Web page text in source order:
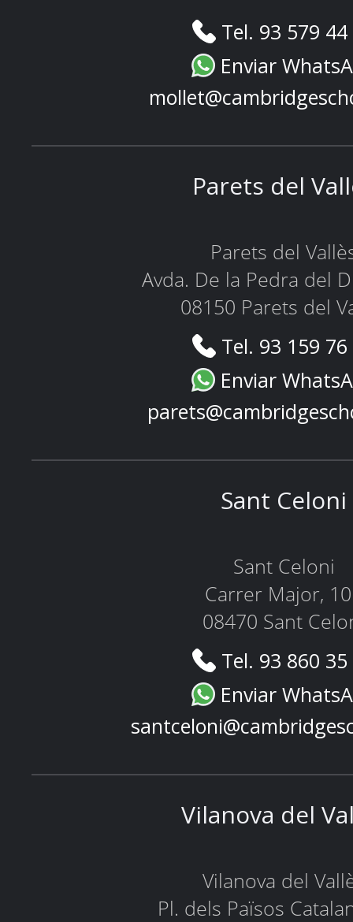
Tel. 93 579
Enviar
Parets del
Parets del
Avda. De la Pedra del
08150 Parets del
Tel. 93 159
Enviar
Sant Celoni
Sant Celoni
Carrer Major,
08470 Sant
Tel. 93 860
Enviar
Vilanova del
Vilanova del
Pl. dels Països